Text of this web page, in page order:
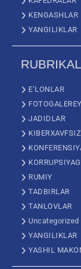
KENGASHLAR
YANGILIKLAR
E’LONLAR
JADIDLAR
RUMIY
TADBIRLAR
TANLOVLAR
Uncategorized
YANGILIKLAR
YASHIL